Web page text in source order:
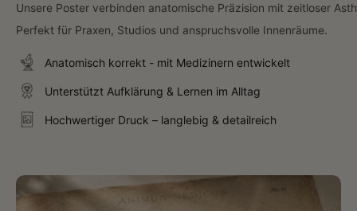
Unsere Poster verbinden anatomische Präzision mit zeitloser
Perfekt für Praxen, Studios und anspruchsvolle Innenräume.
Anatomisch korrekt - mit Medizinern entwickelt
Unterstützt Aufklärung & Lernen im Alltag
Hochwertiger Druck – langlebig & detailreich